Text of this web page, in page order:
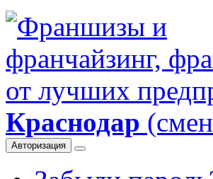
Краснодар
Авторизация